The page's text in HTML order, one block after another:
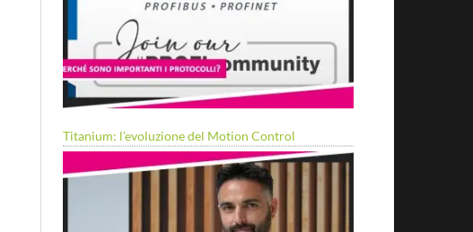
Titanium: l’evoluzione del Motion Control